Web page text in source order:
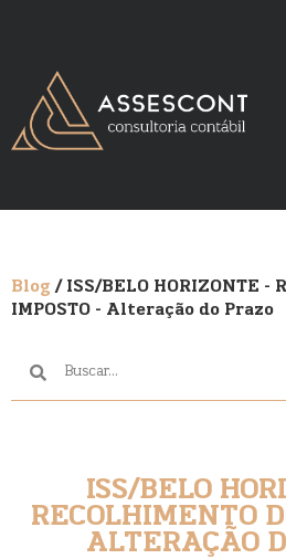
Blog/ ISS/BELO HORIZONTE -
IMPOSTO - Alteração do Prazo
ISS/BELO
RECOLHIMENTO
ALTERAÇÃO